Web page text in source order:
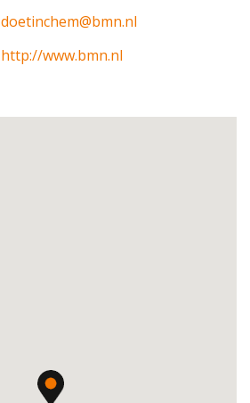
doetinchem@bmn.nl
http://www.bmn.nl